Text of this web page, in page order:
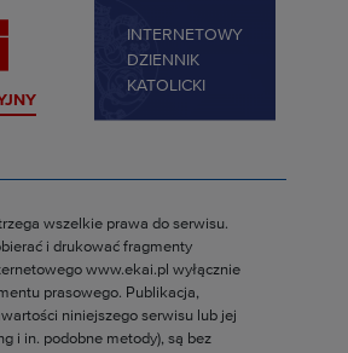
INTERNETOWY
DZIENNIK
KATOLICKI
wszelkie prawa do serwisu.
i drukować fragmenty
www.ekai.pl wyłącznie
prasowego. Publikacja,
niniejszego serwisu lub jej
i in. podobne metody), są bez